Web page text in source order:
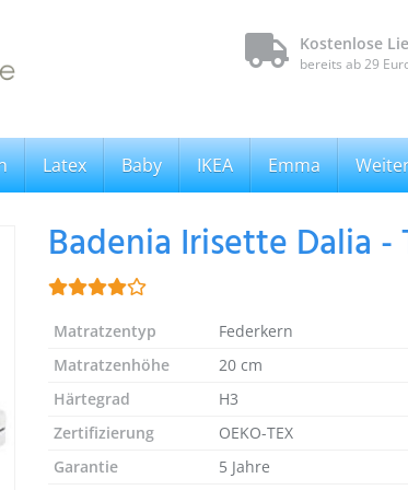
Kostenlose
bereits ab 29
Latex Baby IKEA Emma
Badenia Irisette Dalia
Matratzentyp
Federkern
Matratzenhöhe
20 cm
Härtegrad
H3
Zertifizierung
OEKO-TEX
Garantie
5 Jahre